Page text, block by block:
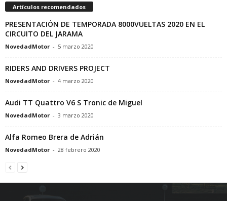
Artículos recomendados
PRESENTACIÓN DE TEMPORADA 8000VUELTAS 2020 EN EL
CIRCUITO DEL JARAMA
NovedadMotor - 5 marzo 2020
RIDERS AND DRIVERS PROJECT
NovedadMotor - 4 marzo 2020
Audi TT Quattro V6 S Tronic de Miguel
NovedadMotor - 3 marzo 2020
Alfa Romeo Brera de Adrián
NovedadMotor - 28 febrero 2020